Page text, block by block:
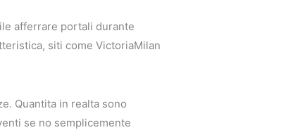
afferrare portali durante
siti come VictoriaMilan
Quantita in realta sono
se no semplicemente